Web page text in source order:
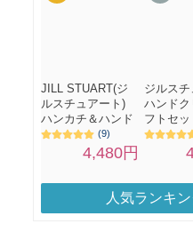
人気ランキ